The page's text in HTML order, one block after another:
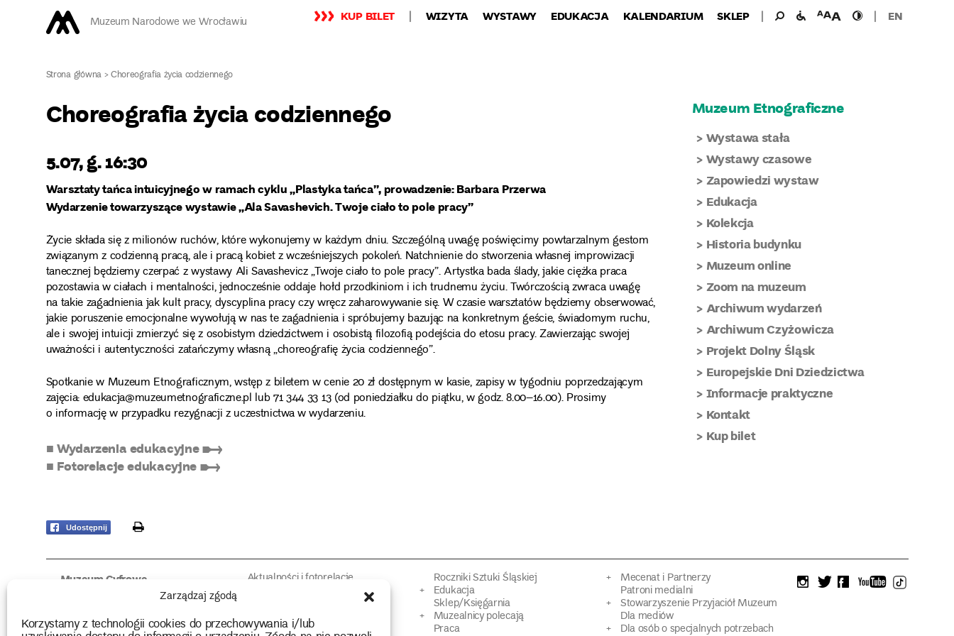
Zarządzaj zgodą
Korzystamy z technologii cookies do przechowywania i/lub
Muzeum Narodowe we Wrocławiu KUP BILET WIZYTA WYSTAWY EDUKACJA KALENDARIUM SKLEP Wyszukaj
Wyszukiwanie
dla:
udogodnieniawielkość
czcionki
wysoki
kontrast
EN
Strona główna>Choreografia życia codziennego
Choreografia życia codziennego
5.07, g. 16:30
Warsztaty tańca intuicyjnego w ramach cyklu „Plastyka tańca”, prowadzenie: Barbara Przerwa
Wydarzenie towarzyszące wystawie „Ala Savashevich. Twoje ciało to pole pracy”
Życie składa się z milionów ruchów, które wykonujemy w każdym dniu. Szczególną uwagę poświęcimy powtarzalnym gestom
związanym z codzienną pracą, ale i pracą kobiet z wcześniejszych pokoleń. Natchnienie do stworzenia własnej improwizacji
tanecznej będziemy czerpać z wystawy Ali Savashevicz „Twoje ciało to pole pracy”. Artystka bada ślady, jakie ciężka praca
pozostawia w ciałach i mentalności, jednocześnie oddaje hołd przodkiniom i ich trudnemu życiu. Twórczością zwraca uwagę
na takie zagadnienia jak kult pracy, dyscyplina pracy czy wręcz zaharowywanie się. W czasie warsztatów będziemy obserwować,
jakie poruszenie emocjonalne wywołują w nas te zagadnienia i spróbujemy bazując na konkretnym geście, świadomym ruchu,
ale i swojej intuicji zmierzyć się z osobistym dziedzictwem i osobistą filozofią podejścia do etosu pracy. Zawierzając swojej
uważności i autentyczności zatańczymy własną „choreografię życia codziennego”.
Spotkanie w Muzeum Etnograficznym, wstęp z biletem w cenie 20 zł dostępnym w kasie, zapisy w tygodniu poprzedzającym
zajęcia: edukacja@muzeumetnograficzne.pl lub 71 344 33 13 (od poniedziałku do piątku, w godz. 8.00–16.00). Prosimy
o informację w przypadku rezygnacji z uczestnictwa w wydarzeniu.
■ Wydarzenia edukacyjne ➸
■ Fotorelacje edukacyjne ➸
Udostępnij print
Muzeum Etnograficzne
Wystawa stała
Wystawy czasowe
Zapowiedzi wystaw
Edukacja
Kolekcja
Historia budynku
Muzeum online
Zoom na muzeum
Archiwum wydarzeń
Archiwum Czyżowicza
Projekt Dolny Śląsk
Europejskie Dni Dziedzictwa
Informacje praktyczne
Kontakt
Kup bilet
Muzeum Cyfrowe
Użyczenia obiektów
Biblioteka
Aktualności i fotorelacje
Muzealne rozmowy
Kolekcja
Roczniki Sztuki Śląskiej
Edukacja
Sklep/Księgarnia
Muzealnicy polecają
Praca
Mecenat i Partnerzy
Patroni medialni
Stowarzyszenie Przyjaciół Muzeum
Dla mediów
Dla osób o specjalnych potrzebach
instagram
twitterfacebookyoutube
tiktok